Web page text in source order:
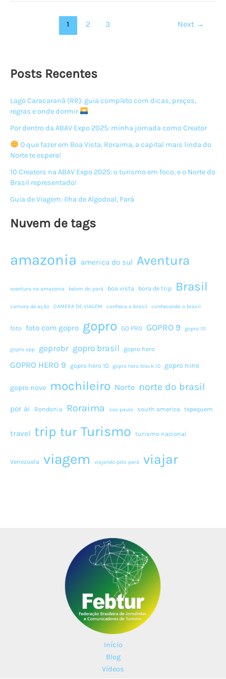
1 2 3 Next →
Posts Recentes
Lago Caracaranã (RR): guia completo com dicas, preços,
regras e onde dormir
Por dentro da ABAV Expo 2025: minha jornada como Creator
O que fazer em Boa Vista, Roraima, a capital mais linda do
Norte te espera!
10 Creators na ABAV Expo 2025: o turismo em foco, e o Norte do
Brasil representado!
Guia de Viagem: Ilha de Algodoal, Pará
Nuvem de tags
amazonia america do sul Aventura
aventura na amazonia belem do pará boa vista bora de trip Brasil
camera de ação CAMERA DE VIAGEM conheca o brasil conhecendo o brasil
foto foto com gopro gopro GO PRO GOPRO 9 gopro 10
gopro app goprobr gopro brasil gopro hero
GOPRO HERO 9 gopro hero 10 gopro hero black 10 gopro nine
gopro nove mochileiro Norte norte do brasil
por ai Rondonia Roraima sao paulo south america tepequem
travel trip tur Turismo turismo nacional
Venezuela viagem viajando pelo pará viajar
Início
Blog
Vídeos